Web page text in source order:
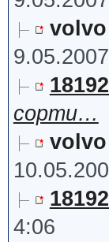
volvo
сорти…
volvo
4:06